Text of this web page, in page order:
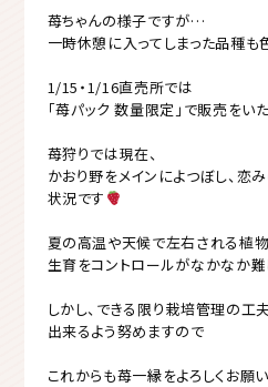
苺ちゃんの様子ですが…
一時休憩に入ってしまった品種も
1/15・1/16直売所では
「苺パック 数量限定」で販売をい
苺狩りでは現在、
かおり野をメインによつぼし、恋
状況です
夏の高温や天候で左右される植
生育をコントロールがなかなか
しかし、できる限り栽培管理の工
出来るよう努めますので
これからも苺一縁をよろしくお願